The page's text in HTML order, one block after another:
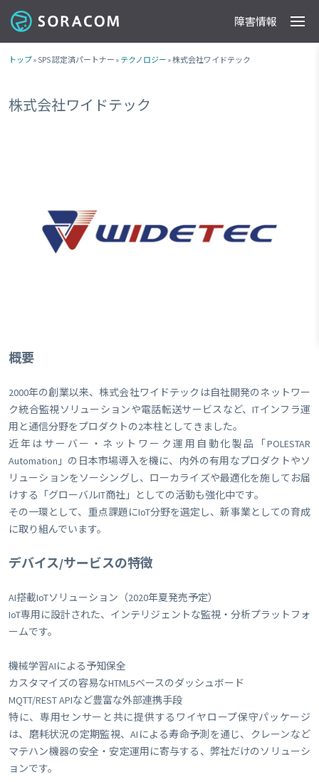
製品
事例
料金
ドキュメント
導入支援
IoTストア
最新情報 障害情報
トップ» SPS 認定済パートナー » テクノロジー » 株式会社ワイドテック
株式会社ワイドテック
概要
2000年の創業以来、株式会社ワイドテックは自社開発のネットワー
ク統合監視ソリューションや電話転送サービスなど、ITインフラ運
用と通信分野をプロダクトの2本柱としてきました。
近年はサーバー・ネットワーク運用自動化製品「POLESTAR
Automation」の日本市場導入を機に、内外の有用なプロダクトやソ
リューションをソーシングし、ローカライズや最適化を施してお届
けする「グローバルIT商社」としての活動も強化中です。
その一環として、重点課題にIoT分野を選定し、新事業としての育成
に取り組んでいます。
デバイス/サービスの特徴
AI搭載IoTソリューション（2020年夏発売予定）
IoT専用に設計された、インテリジェントな監視・分析プラットフォ
ームです。
機械学習AIによる予知保全
カスタマイズの容易なHTML5ベースのダッシュボード
MQTT/REST APIなど豊富な外部連携手段
特に、専用センサーと共に提供するワイヤロープ保守パッケージ
は、磨耗状況の定期監視、AIによる寿命予測を通じ、クレーンなど
マテハン機器の安全・安定運用に寄与する、弊社だけのソリューシ
ョンです。